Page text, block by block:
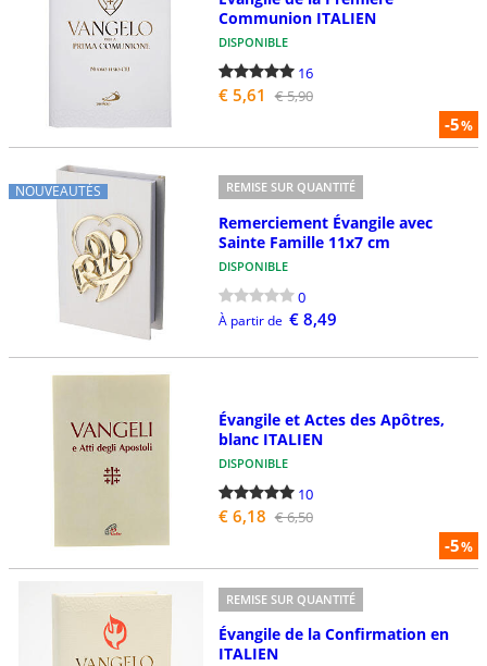
-5%
Communion ITALIEN
DISPONIBLE
16
€ 5,61 € 5,90
NOUVEAUTÉS REMISE SUR QUANTITÉ
Remerciement Évangile avec
Sainte Famille 11x7 cm
DISPONIBLE
0
À partir de € 8,49
-5%
Évangile et Actes des Apôtres,
blanc ITALIEN
DISPONIBLE
10
€ 6,18 € 6,50
REMISE SUR QUANTITÉ
Évangile de la Confirmation en
ITALIEN